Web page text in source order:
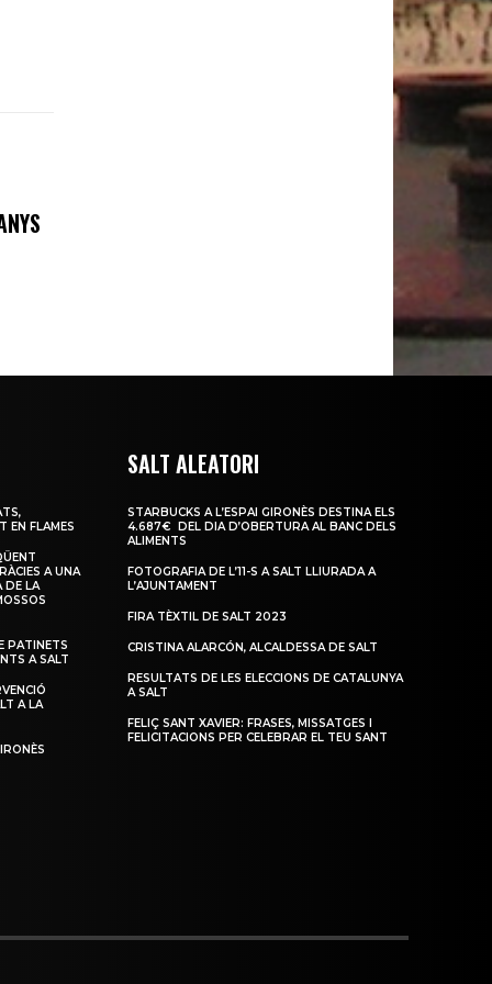
EN FLAMES
A UNA
DE LA
PATINETS
A SALT
A LA
SALT ALEATORI
STARBUCKS A L’ESPAI GIRONÈS DESTINA ELS
4.687€ DEL DIA D’OBERTURA AL BANC DELS
ALIMENTS
FOTOGRAFIA DE L’11-S A SALT LLIURADA A
L’AJUNTAMENT
FIRA TÈXTIL DE SALT 2023
CRISTINA ALARCÓN, ALCALDESSA DE SALT
RESULTATS DE LES ELECCIONS DE CATALUNYA
A SALT
FELIÇ SANT XAVIER: FRASES, MISSATGES I
FELICITACIONS PER CELEBRAR EL TEU SANT